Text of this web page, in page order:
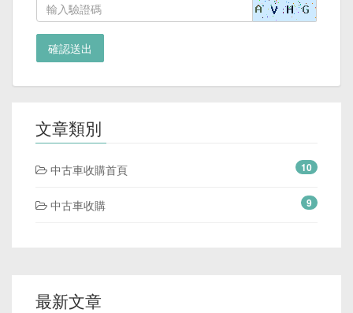
確認送出
文章類別
中古車收購首頁 10
中古車收購 9
最新文章